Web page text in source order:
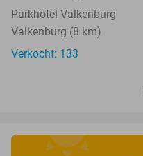
Parkhotel Valkenburg
Valkenburg (8 km)
Verkocht: 133